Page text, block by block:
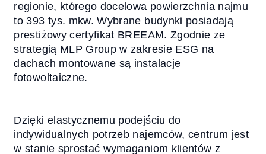
regionie, którego docelowa powierzchnia najmu
to 393 tys. mkw. Wybrane budynki posiadają
prestiżowy certyfikat BREEAM. Zgodnie ze
strategią MLP Group w zakresie ESG na
dachach montowane są instalacje
fotowoltaiczne.
Dzięki elastycznemu podejściu do
indywidualnych potrzeb najemców, centrum jest
w stanie sprostać wymaganiom klientów z